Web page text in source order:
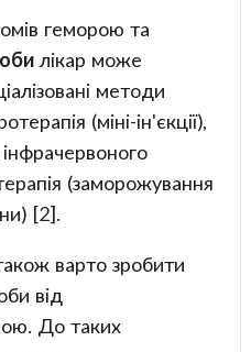
геморою та
лікар може
методи
(міні-ін'єкції),
(заморожування
[2].
варто зробити
від
До таких